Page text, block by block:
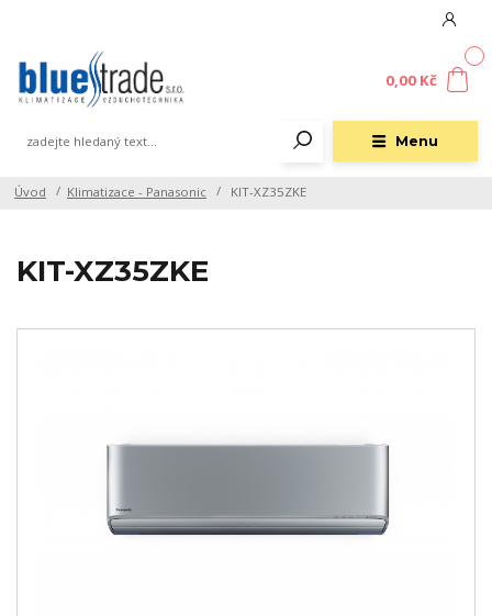
Menu
0,00 Kč
Úvod Klimatizace - Panasonic KIT-XZ35ZKE
KIT-XZ35ZKE